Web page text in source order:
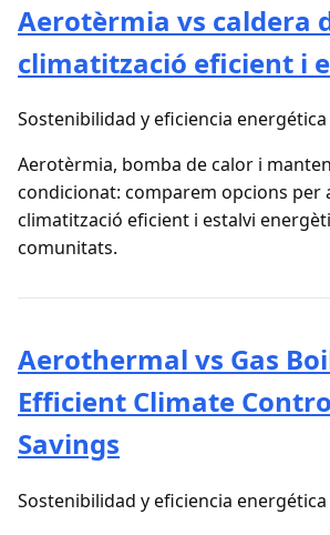
Aerotèrmia vs caldera
climatització eficient i
Sostenibilidad y eficiencia energética
Aerotèrmia, bomba de calor i
condicionat: comparem opcions per
climatització eficient i estalvi
comunitats.
Aerothermal vs Gas
Efficient Climate
Savings
Sostenibilidad y eficiencia energética